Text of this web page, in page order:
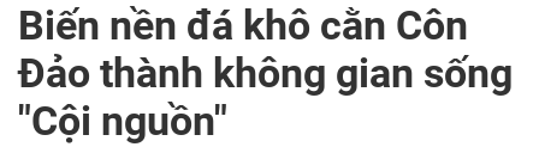
Biến nền đá khô cằn Côn
Đảo thành không gian sống
"Cội nguồn"